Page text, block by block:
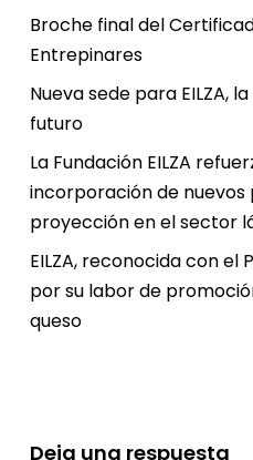
Broche final del
Entrepinares
Nueva sede para EILZA,
futuro
La Fundación EILZA
incorporación de nuevos
proyección en el sector
EILZA, reconocida con el
por su labor de
queso
Deja una respuesta